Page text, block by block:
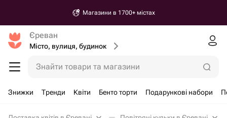
Магазини в 1700+ містах
Єреван
Місто, вулиця, будинок
Знайти товари та магазини
Знижки Тренди Квіти Бенто торти Подарункові набори